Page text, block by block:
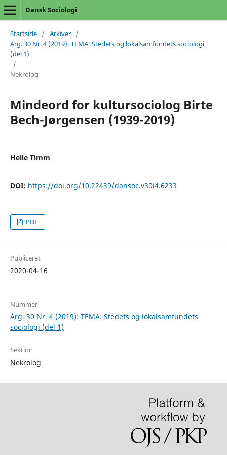
Dansk Sociologi
Startside / Arkiver /
Årg. 30 Nr. 4 (2019): TEMA: Stedets og lokalsamfundets sociologi
(del 1)
/
Nekrolog
Mindeord for kultursociolog Birte
Bech-Jørgensen (1939-2019)
Helle Timm
DOI: https://doi.org/10.22439/dansoc.v30i4.6233
PDF
Publiceret
2020-04-16
Nummer
Årg. 30 Nr. 4 (2019): TEMA: Stedets og lokalsamfundets
sociologi (del 1)
Sektion
Nekrolog